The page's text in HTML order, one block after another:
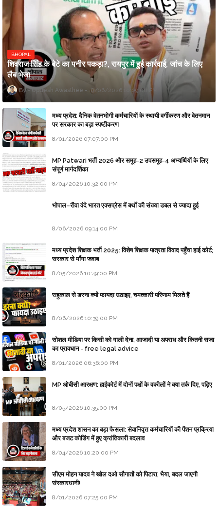
BHOPAL
शिवराज सिंह के बेटे का पनीर पकड़ा?, रायपुर में हुई कार्रवाई, जांच के लिए
लैब भेजा
Updesh Awasthee 8/06/2026 10:09:00 PM
मध्य प्रदेश: दैनिक वेतनभोगी कर्मचारियों के स्थायी वर्गीकरण और वेतनमान
पर सरकार का बड़ा स्पष्टीकरण
8/01/2026 07:07:00 PM
MP Patwari भर्ती 2026 और समूह-2 उपसमूह-4 अभ्यर्थियों के लिए
संपूर्ण मार्गदर्शिका
8/04/2026 10:32:00 PM
भोपाल–रीवा वंदे भारत एक्सप्रेस में बर्थों की संख्या डबल से ज्यादा हुई
8/06/2026 09:14:00 PM
मध्य प्रदेश शिक्षक भर्ती 2025: विशेष शिक्षक पात्रता विवाद पहुँचा हाई कोर्ट;
सरकार से माँगा जवाब
8/05/2026 10:49:00 PM
राहुकाल से डरना क्यों फायदा उठाइए, चमत्कारी परिणाम मिलते हैं
8/06/2026 10:39:00 PM
सोशल मीडिया पर किसी को गाली देना, आजादी या अपराध और कितनी सजा
का प्रावधान - free legal advice
8/01/2026 06:36:00 PM
MP ओबीसी आरक्षण: हाईकोर्ट में दोनों पक्षों के वकीलों ने क्या तर्क दिए, पढ़िए
8/05/2026 10:35:00 PM
मध्य प्रदेश शासन का बड़ा फैसला: सेवानिवृत्त कर्मचारियों की पेंशन प्रक्रिया
और बजट कोडिंग में हुए क्रांतिकारी बदलाव
8/04/2026 10:20:00 PM
सीएम मोहन यादव ने खोल दओ सौगातों को पिटारा, भैया, बदल जाएगी
संस्कारधानी!
8/01/2026 07:25:00 PM